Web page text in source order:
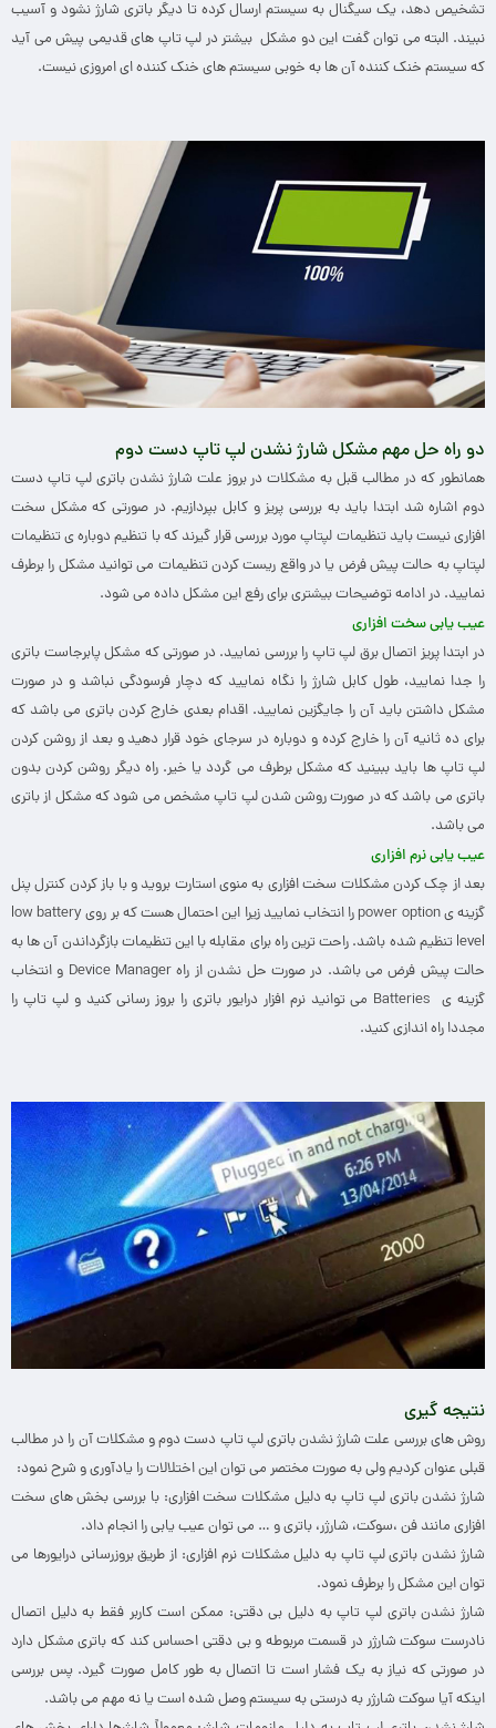
تشخیص دهد، یک سیگنال به سیستم ارسال کرده تا دیگر باتری شارژ نشود و آسیب
نبیند. البته می توان گفت این دو مشکل بیشتر در لپ تاپ های قدیمی پیش می آید
که سیستم خنک کننده آن ها به خوبی سیستم های خنک کننده ای امروزی نیست.
دو راه حل مهم مشکل شارژ نشدن لپ تاپ دست دوم
همانطور که در مطالب قبل به مشکلات در بروز علت شارژ نشدن باتری لپ تاپ دست
دوم اشاره شد ابتدا باید به بررسی پریز و کابل بپردازیم. در صورتی که مشکل سخت
افزاری نیست باید تنظیمات لپتاپ مورد بررسی قرار گیرند که با تنظیم دوباره ی تنظیمات
لپتاپ به حالت پیش فرض یا در واقع ریست کردن تنظیمات می توانید مشکل را برطرف
نمایید. در ادامه توضیحات بیشتری برای رفع این مشکل داده می شود.
عیب یابی سخت افزاری
در ابتدا پریز اتصال برق لپ تاپ را بررسی نمایید. در صورتی که مشکل پابرجاست باتری
را جدا نمایید، طول کابل شارژ را نگاه نمایید که دچار فرسودگی نباشد و در صورت
مشکل داشتن باید آن را جایگزین نمایید. اقدام بعدی خارج کردن باتری می باشد که
برای ده ثانیه آن را خارج کرده و دوباره در سرجای خود قرار دهید و بعد از روشن کردن
لپ تاپ ها باید ببینید که مشکل برطرف می گردد یا خیر. راه دیگر روشن کردن بدون
باتری می باشد که در صورت روشن شدن لپ تاپ مشخص می شود که مشکل از باتری
می باشد.
عیب یابی نرم افزاری
بعد از چک کردن مشکلات سخت افزاری به منوی استارت بروید و با باز کردن کنترل پنل
گزینه ی power option را انتخاب نمایید زیرا این احتمال هست که بر روی low battery
level تنظیم شده باشد. راحت ترین راه برای مقابله با این تنظیمات بازگرداندن آن ها به
حالت پیش فرض می باشد. در صورت حل نشدن از راه Device Manager و انتخاب
گزینه ی Batteries می توانید نرم افزار درایور باتری را بروز رسانی کنید و لپ تاپ را
مجددا راه اندازی کنید.
نتیجه گیری
روش های بررسی علت شارژ نشدن باتری لپ تاپ دست دوم و مشکلات آن را در مطالب
قبلی عنوان کردیم ولی به صورت مختصر می توان این اختلالات را یادآوری و شرح نمود:
شارژ نشدن باتری لپ تاپ به دلیل مشکلات سخت افزاری: با بررسی بخش های سخت
افزاری مانند فن ،سوکت، شارژر، باتری و … می توان عیب یابی را انجام داد.
شارژ نشدن باتری لپ تاپ به دلیل مشکلات نرم افزاری: از طریق بروزرسانی درایورها می
توان این مشکل را برطرف نمود.
شارژ نشدن باتری لپ تاپ به دلیل بی دقتی: ممکن است کاربر فقط به دلیل اتصال
نادرست سوکت شارژر در قسمت مربوطه و بی دقتی احساس کند که باتری مشکل دارد
در صورتی که نیاز به یک فشار است تا اتصال به طور کامل صورت گیرد. پس بررسی
اینکه آیا سوکت شارژر به درستی به سیستم وصل شده است یا نه مهم می باشد.